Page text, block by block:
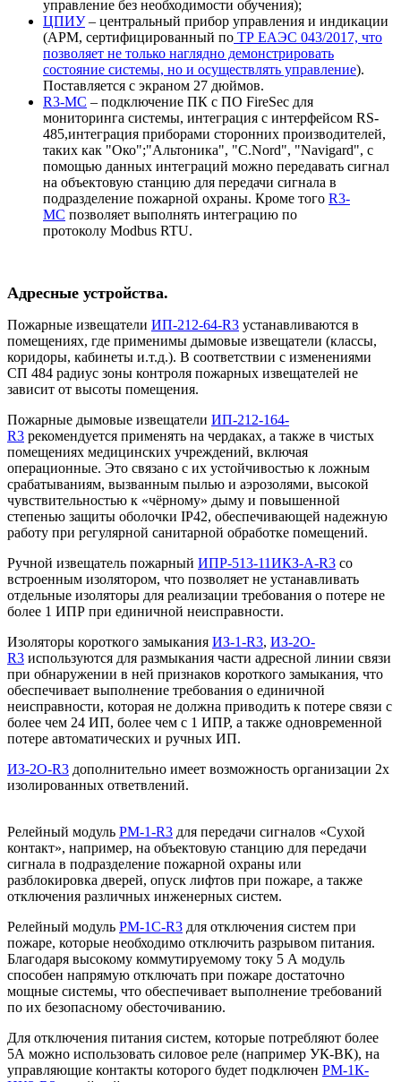
управление без необходимости обучения);
ЦПИУ– центральный прибор управления и индикации
(АРМ, сертифицированный по ТР ЕАЭС 043/2017, что
позволяет не только наглядно демонстрировать
состояние системы, но и осуществлять управление).
Поставляется с экраном 27 дюймов.
R3-MC – подключение ПК с ПО FireSec для
мониторинга системы, интеграция с интерфейсом RS-
485,интеграция приборами сторонних производителей,
таких как "Око";"Альтоника", "C.Nord", "Navigard", с
помощью данных интеграций можно передавать сигнал
на объектовую станцию для передачи сигнала в
подразделение пожарной охраны. Кроме того R3-
MC позволяет выполнять интеграцию по
протоколу Modbus RTU.
Адресные устройства.
Пожарные извещатели ИП-212-64-R3 устанавливаются в
помещениях, где применимы дымовые извещатели (классы,
коридоры, кабинеты и.т.д.). В соответствии с изменениями
СП 484 радиус зоны контроля пожарных извещателей не
зависит от высоты помещения.
Пожарные дымовые извещатели ИП-212-164-
R3 рекомендуется применять на чердаках, а также в чистых
помещениях медицинских учреждений, включая
операционные. Это связано с их устойчивостью к ложным
срабатываниям, вызванным пылью и аэрозолями, высокой
чувствительностью к «чёрному» дыму и повышенной
степенью защиты оболочки IP42, обеспечивающей надежную
работу при регулярной санитарной обработке помещений.
Ручной извещатель пожарный ИПР-513-11ИКЗ-А-R3 со
встроенным изолятором, что позволяет не устанавливать
отдельные изоляторы для реализации требования о потере не
более 1 ИПР при единичной неисправности.
Изоляторы короткого замыкания ИЗ-1-R3, ИЗ-2О-
R3 используются для размыкания части адресной линии связи
при обнаружении в ней признаков короткого замыкания, что
обеспечивает выполнение требования о единичной
неисправности, которая не должна приводить к потере связи с
более чем 24 ИП, более чем с 1 ИПР, а также одновременной
потере автоматических и ручных ИП.
ИЗ-2О-R3 дополнительно имеет возможность организации 2х
изолированных ответвлений.
Релейный модуль РМ-1-R3 для передачи сигналов «Сухой
контакт», например, на объектовую станцию для передачи
сигнала в подразделение пожарной охраны или
разблокировка дверей, опуск лифтов при пожаре, а также
отключения различных инженерных систем.
Релейный модуль РМ-1С-R3 для отключения систем при
пожаре, которые необходимо отключить разрывом питания.
Благодаря высокому коммутируемому току 5 А модуль
способен напрямую отключать при пожаре достаточно
мощные системы, что обеспечивает выполнение требований
по их безопасному обесточиванию.
Для отключения питания систем, которые потребляют более
5А можно использовать силовое реле (например УК-ВК), на
управляющие контакты которого будет подключен РМ-1К-